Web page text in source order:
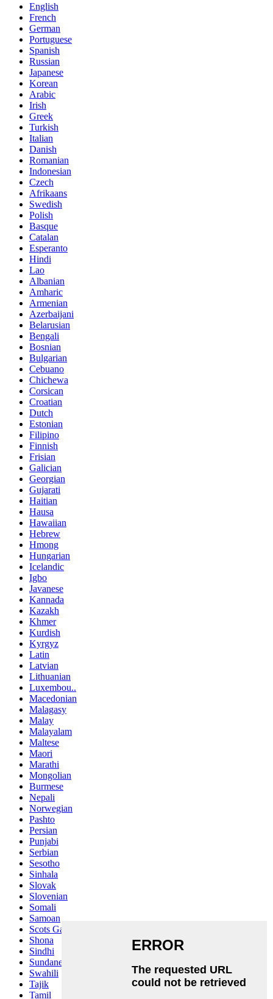
English
French
German
Portuguese
Spanish
Russian
Japanese
Korean
Arabic
Irish
Greek
Turkish
Italian
Danish
Romanian
Indonesian
Czech
Afrikaans
Swedish
Polish
Basque
Catalan
Esperanto
Hindi
Lao
Albanian
Amharic
Armenian
Azerbaijani
Belarusian
Bengali
Bosnian
Bulgarian
Cebuano
Chichewa
Corsican
Croatian
Dutch
Estonian
Filipino
Finnish
Frisian
Galician
Georgian
Gujarati
Haitian
Hausa
Hawaiian
Hebrew
Hmong
Hungarian
Icelandic
Igbo
Javanese
Kannada
Kazakh
Khmer
Kurdish
Kyrgyz
Latin
Latvian
Lithuanian
Luxembou..
Macedonian
Malagasy
Malay
Malayalam
Maltese
Maori
Marathi
Mongolian
Burmese
Nepali
Norwegian
Pashto
Persian
Punjabi
Serbian
Sesotho
Sinhala
Slovak
Slovenian
Somali
Samoan
Scots Gaelic
Shona
Sindhi
Sundanese
Swahili
Tajik
Tamil